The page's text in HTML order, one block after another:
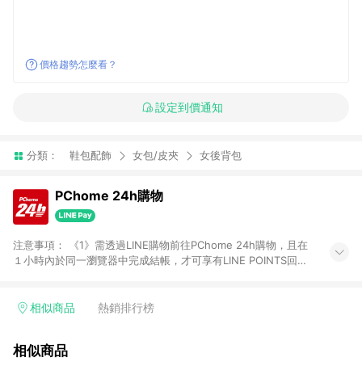
價格趨勢怎麼看？
設定到價通知
分類： 鞋包配飾 女包/皮夾 女後背包
PChome 24h購物
注意事項： 《1》需透過LINE購物前往PChome 24h購物，且在
１小時內於同一瀏覽器中完成結帳，才可享有LINE POINTS回饋
在點數回饋範圍內。 《3》如取消訂單、退貨、購物中登出
品、票券、訂閱方案、PChome儲值商品、企業專區/企業採購、
相似商品 熱銷排行榜
相似商品